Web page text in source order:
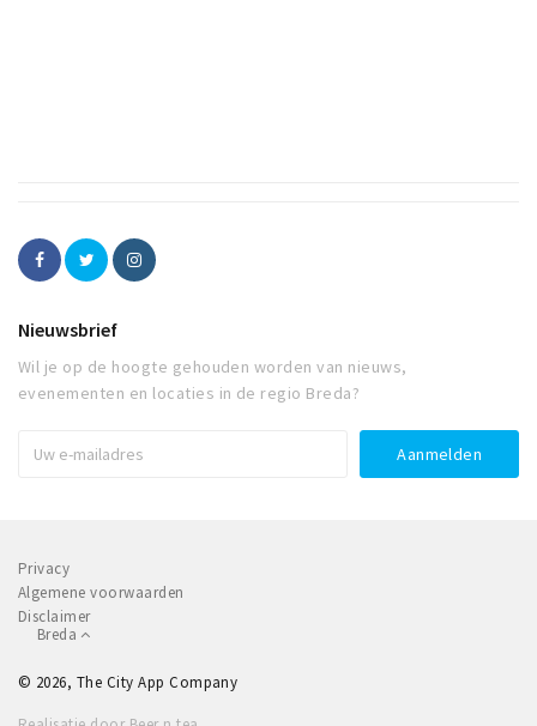
Nieuwsbrief
Wil je op de hoogte gehouden worden van nieuws,
evenementen en locaties in de regio Breda?
Privacy
Algemene voorwaarden
Disclaimer
Breda
© 2026, The City App Company